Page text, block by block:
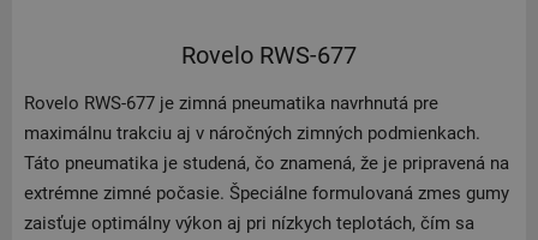
Rovelo RWS-677
Rovelo RWS-677 je zimná pneumatika navrhnutá pre
maximálnu trakciu aj v náročných zimných podmienkach.
Táto pneumatika je studená, čo znamená, že je pripravená na
extrémne zimné počasie. Špeciálne formulovaná zmes gumy
zaisťuje optimálny výkon aj pri nízkych teplotách, čím sa